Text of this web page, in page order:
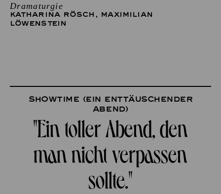
Dramaturgie
KATHARINA RÖSCH , MAXIMILIAN
LÖWENSTEIN
Showtime (ein enttäuschender
Abend)
"Ein toller Abend, den
man nicht verpassen
sollte."